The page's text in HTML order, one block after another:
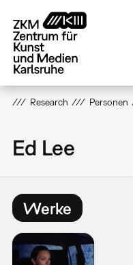
zum
Inhalt
Research Personen
Ed Lee
Werke